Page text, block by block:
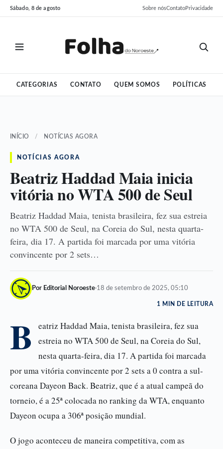
Pular
para
Pular
para
Sábado, 8 de agosto Sobre nósContatoPrivacidade
CATEGORIAS CONTATO QUEM SOMOS POLÍTICAS
INÍCIO / NOTÍCIAS AGORA
NOTÍCIAS AGORA
Beatriz Haddad Maia inicia
vitória no WTA 500 de Seul
Beatriz Haddad Maia, tenista brasileira, fez sua estreia
no WTA 500 de Seul, na Coreia do Sul, nesta quarta-
feira, dia 17. A partida foi marcada por uma vitória
convincente por 2 sets…
Por Editorial Noroeste·18 de setembro de 2025, 05:10
1 MIN DE LEITURA
B
eatriz Haddad Maia, tenista brasileira, fez sua
estreia no WTA 500 de Seul, na Coreia do Sul,
nesta quarta-feira, dia 17. A partida foi marcada
por uma vitória convincente por 2 sets a 0 contra a sul-
coreana Dayeon Back. Beatriz, que é a atual campeã do
torneio, é a 25ª colocada no ranking da WTA, enquanto
Dayeon ocupa a 306ª posição mundial.
O jogo aconteceu de maneira competitiva, com as